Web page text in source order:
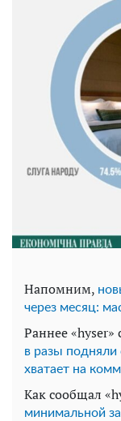
Напомним,
через месяц:
Раннее «hyser»
в разы подняли
хватает на
Как сообщал
минимальной